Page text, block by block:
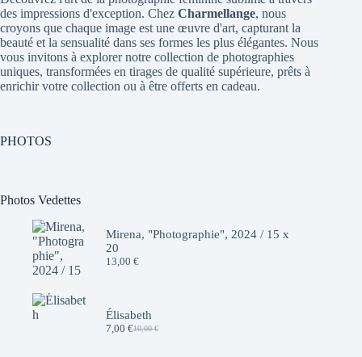
des impressions d'exception. Chez Charmellange, nous
croyons que chaque image est une œuvre d'art, capturant la
beauté et la sensualité dans ses formes les plus élégantes. Nous
vous invitons à explorer notre collection de photographies
uniques, transformées en tirages de qualité supérieure, prêts à
enrichir votre collection ou à être offerts en cadeau.
PHOTOS
Photos Vedettes
Mirena, "Photographie", 2024 / 15 x
20
13,00 €
Élisabeth
10,00€
Le
7,00 €Le